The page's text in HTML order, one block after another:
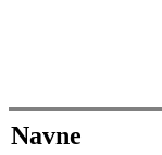
Navne